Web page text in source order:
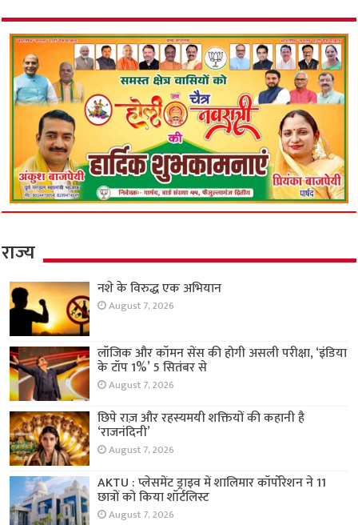
राज्य
नशे के विरुद्ध एक अभियान
August 7, 2026
लॉजिक और कॉमन सेंस की होगी असली परीक्षा, ‘इंडिया
के टॉप 1%’ 5 सितंबर से
August 7, 2026
छिपे राज़ और रहस्यमयी शक्तियों की कहानी है
‘राजनंदिनी’
August 7, 2026
AKTU : प्लेसमेंट ड्राइव में शालिमार कॉर्पोरेशन ने 11
छात्रों को किया शॉर्टलिस्ट
August 7, 2026